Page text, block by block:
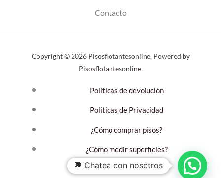
Contacto
Copyright © 2026 Pisosflotantesonline. Powered by
Pisosflotantesonline.
Políticas de devolución
Politicas de Privacidad
¿Cómo comprar pisos?
¿Cómo medir superficies?
💬 Chatea con nosotros